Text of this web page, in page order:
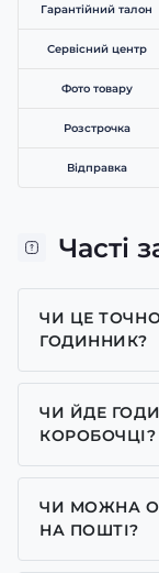
Гарантійний талон
Сервісний центр
Фото товару
Розстрочка
Відправка
Часті
ЧИ ЦЕ
ГОДИННИК?
Так, усі
ЧИ ЙДЕ
КОРОБОЧЦІ?
Для
GUARDO та
коробочки із
ЧИ МОЖНА
НА ПОШТІ?